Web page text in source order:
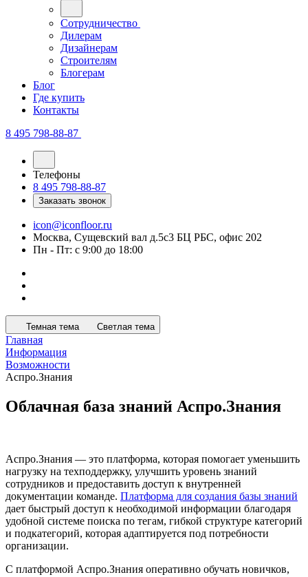
Сотрудничество
Дилерам
Дизайнерам
Строителям
Блогерам
Блог
Где купить
Контакты
8 495 798-88-87
Телефоны
8 495 798-88-87
Заказать звонок
icon@iconfloor.ru
Москва, Сущевский вал д.5с3 БЦ РБС, офис 202
Пн - Пт: с 9:00 до 18:00
Темная тема Светлая тема
Главная
Информация
Возможности
Аспро.Знания
Облачная база знаний Аспро.Знания
Аспро.Знания — это платформа, которая помогает уменьшить
нагрузку на техподдержку, улучшить уровень знаний
сотрудников и предоставить доступ к внутренней
документации команде. Платформа для создания базы знаний
дает быстрый доступ к необходимой информации благодаря
удобной системе поиска по тегам, гибкой структуре категорий
и подкатегорий, которая адаптируется под потребности
организации.
С платформой Аспро.Знания оперативно обучать новичков,